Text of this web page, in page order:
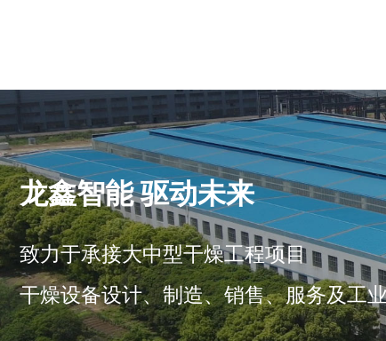
龙鑫智能 驱动未来
致力于承接大中型干燥工程项目
干燥设备设计、制造、销售、服务及工